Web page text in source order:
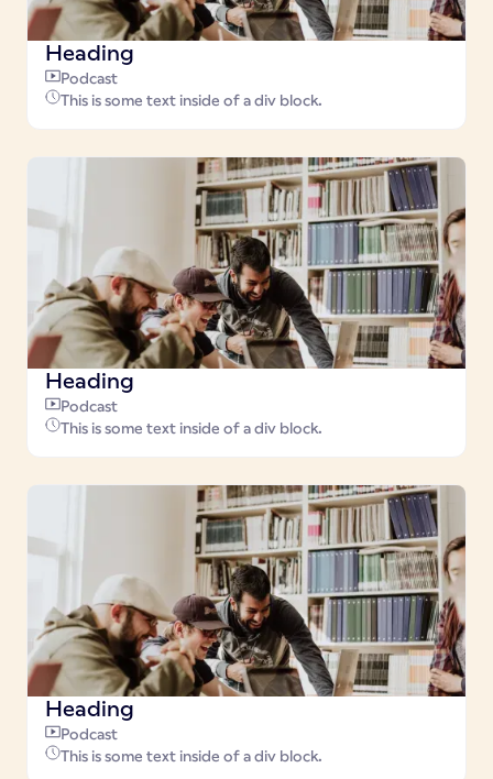
Heading
Podcast
This is some text inside of a div block.
Heading
Podcast
This is some text inside of a div block.
Heading
Podcast
This is some text inside of a div block.